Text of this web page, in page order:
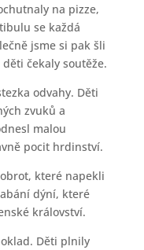
na pizze,
se každá
jsme si pak šli
čekaly soutěže.
odvahy. Děti
zvuků a
malou
pocit hrdinství.
které napekli
dýní, které
království.
Děti plnily